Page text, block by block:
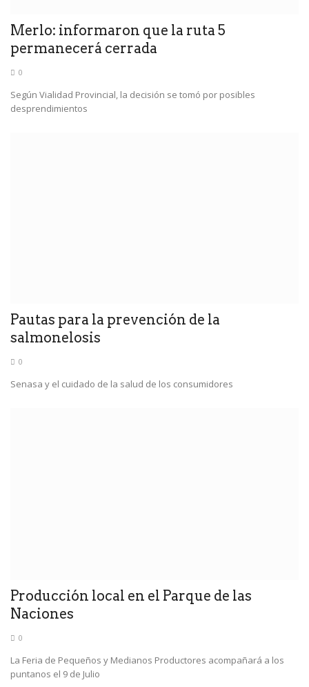
Merlo: informaron que la ruta 5
permanecerá cerrada
0
Según Vialidad Provincial, la decisión se tomó por posibles
desprendimientos
Pautas para la prevención de la
salmonelosis
0
Senasa y el cuidado de la salud de los consumidores
Producción local en el Parque de las
Naciones
0
La Feria de Pequeños y Medianos Productores acompañará a los
puntanos el 9 de Julio